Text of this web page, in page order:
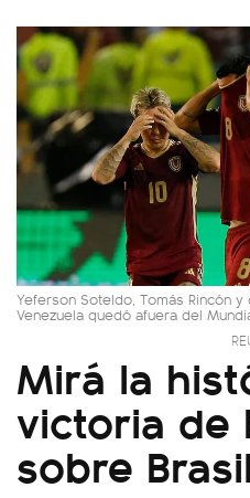
Yeferson Soteldo, Tomás Rincón
Venezuela quedó afuera del
Mirá la
victoria de
sobre